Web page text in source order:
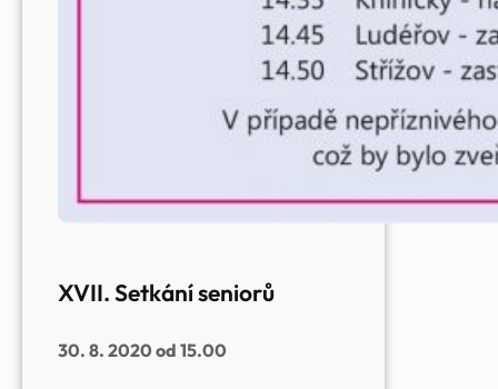
XVII. Setkání seniorů
30. 8. 2020 od 15.00